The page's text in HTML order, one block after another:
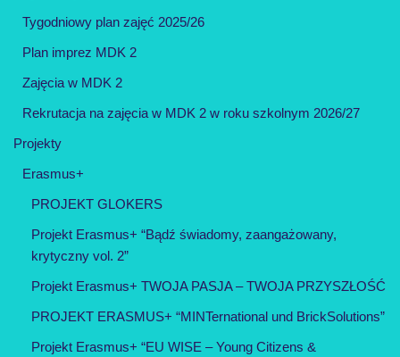
Tygodniowy plan zajęć 2025/26
Plan imprez MDK 2
Zajęcia w MDK 2
Rekrutacja na zajęcia w MDK 2 w roku szkolnym 2026/27
Projekty
Erasmus+
PROJEKT GLOKERS
Projekt Erasmus+ “Bądź świadomy, zaangażowany,
krytyczny vol. 2”
Projekt Erasmus+ TWOJA PASJA – TWOJA PRZYSZŁOŚĆ
PROJEKT ERASMUS+ “MINTernational und BrickSolutions”
Projekt Erasmus+ “EU WISE – Young Citizens &